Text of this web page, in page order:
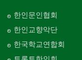
한인문인협회
한인교향악단
한국학교연합회